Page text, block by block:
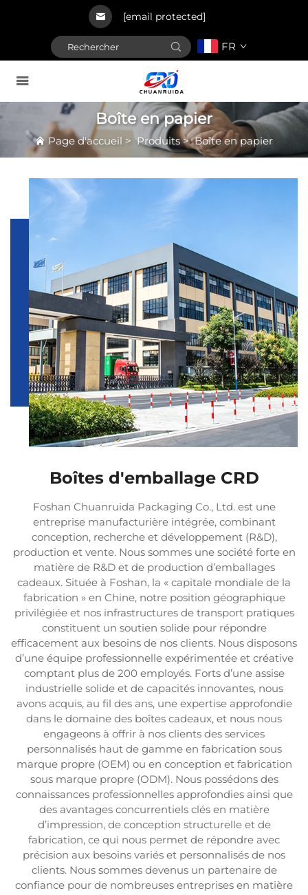
[email protected]
FR
Boîte en papier
Page d'accueil >Produits>Boîte en papier
Boîtes d'emballage CRD
Foshan Chuanruida Packaging Co., Ltd. est une
entreprise manufacturière intégrée, combinant
conception, recherche et développement (R&D),
production et vente. Nous sommes une société forte en
matière de R&D et de production d’emballages
cadeaux. Située à Foshan, la « capitale mondiale de la
fabrication » en Chine, notre position géographique
privilégiée et nos infrastructures de transport pratiques
constituent un soutien solide pour répondre
efficacement aux besoins de nos clients. Nous disposons
d’une équipe professionnelle expérimentée et créative
comptant plus de 200 employés. Forts d’une assise
industrielle solide et de capacités innovantes, nous
avons acquis, au fil des ans, une expertise approfondie
dans le domaine des boîtes cadeaux, et nous nous
engageons à offrir à nos clients des services
personnalisés haut de gamme en fabrication sous
marque propre (OEM) ou en conception et fabrication
sous marque propre (ODM). Nous possédons des
connaissances professionnelles approfondies ainsi que
des avantages concurrentiels clés en matière
d’impression, de conception structurelle et de
fabrication, ce qui nous permet de répondre avec
précision aux besoins variés et personnalisés de nos
clients. Nous sommes devenus un partenaire de
confiance pour de nombreuses entreprises en matière